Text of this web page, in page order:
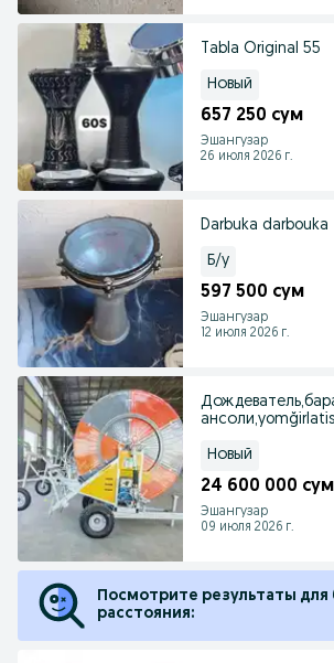
Tabla Original 55
Новый
657 250 сум
Эшангузар
26 июля 2026 г.
Darbuka darbouka
Б/у
597 500 сум
Эшангузар
12 июля 2026 г.
Новый
24 600 000 сум
Эшангузар
09 июля 2026 г.
Посмотрите результаты для
расстояния: